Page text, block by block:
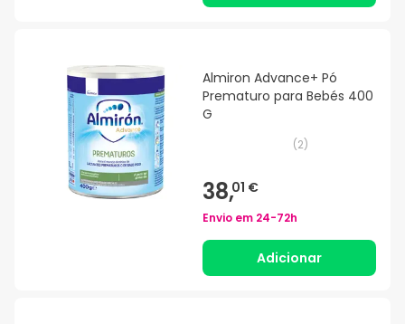
Almiron Advance+ Pó
Prematuro para Bebés 400
G
(2)
38,01 €
Envio em 24-72h
Adicionar